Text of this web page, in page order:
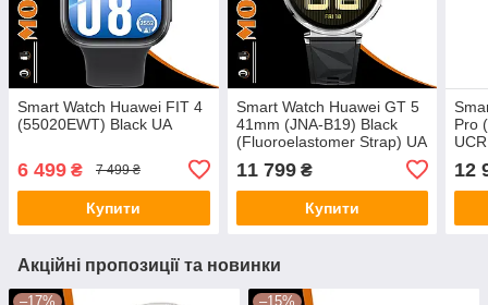
Smart Watch Huawei FIT 4
(55020EWT) Black UA
6 499 ₴ 7 499 ₴
Купити
Smart Watch Huawei GT 5
41mm (JNA-B19) Black
(Fluoroelastomer Strap) UA
11 799₴
Купити
Pro
12
Акційні пропозиції та новинки
–17% –15%